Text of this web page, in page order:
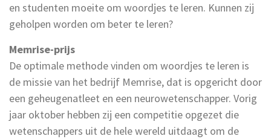
en studenten moeite om woordjes te leren. Kunnen zij
geholpen worden om beter te leren?
Memrise-prijs
De optimale methode vinden om woordjes te leren is
de missie van het bedrijf Memrise, dat is opgericht door
een geheugenatleet en een neurowetenschapper. Vorig
jaar oktober hebben zij een competitie opgezet die
wetenschappers uit de hele wereld uitdaagt om de